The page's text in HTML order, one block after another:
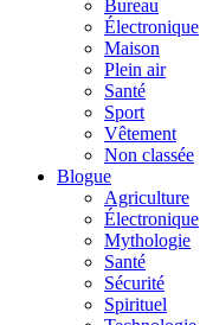
Bureau
Électronique
Maison
Plein air
Santé
Sport
Vêtement
Non classée
Blogue
Agriculture
Électronique
Mythologie
Santé
Sécurité
Spirituel